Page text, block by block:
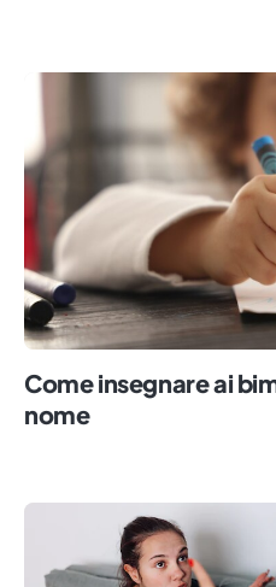
Come insegnare ai
nome